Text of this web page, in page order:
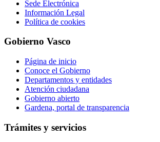
Sede Electrónica
Información Legal
Política de cookies
Gobierno Vasco
Página de inicio
Conoce el Gobierno
Departamentos y entidades
Atención ciudadana
Gobierno abierto
Gardena, portal de transparencia
Trámites y servicios